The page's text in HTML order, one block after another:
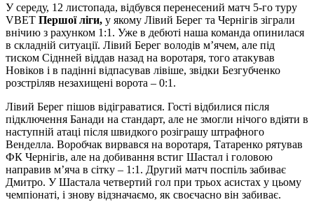
У середу, 12 листопада, відбувся перенесений матч 5-го туру
VBET Першої ліги, у якому Лівий Берег та Чернігів зіграли
внічию з рахунком 1:1. Уже в дебюті наша команда опинилася
в складній ситуації. Лівий Берег володів м’ячем, але під
тиском Сіднней віддав назад на воротаря, того атакував
Новіков і в падінні відпасував лівіше, звідки Безгубченко
розстріляв незахищені ворота – 0:1.
Лівий Берег пішов відіграватися. Гості відбилися після
підключення Банади на стандарт, але не змогли нічого вдіяти в
наступній атаці після швидкого розіграшу штрафного
Венделла. Воробчак вирвався на воротаря, Татаренко рятував
ФК Чернігів, але на добивання встиг Шастал і головою
направив м’яча в сітку – 1:1. Другий матч поспіль забиває
Дмитро. У Шастала четвертий гол при трьох асистах у цьому
чемпіонаті, і знову відзначаємо, як своєчасно він забиває.